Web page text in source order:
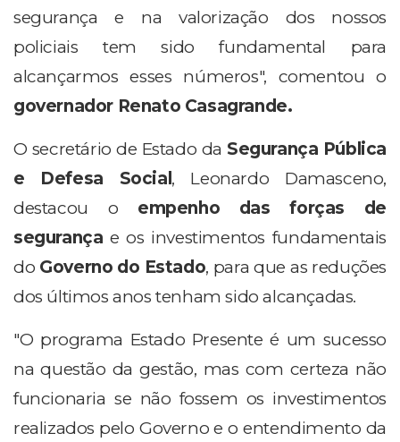
segurança e na valorização dos nossos
policiais tem sido fundamental para
alcançarmos esses números", comentou o
governador Renato Casagrande.
O secretário de Estado da Segurança Pública
e Defesa Social , Leonardo Damasceno,
destacou o empenho das forças de
segurança e os investimentos fundamentais
do Governo do Estado, para que as reduções
dos últimos anos tenham sido alcançadas.
"O programa Estado Presente é um sucesso
na questão da gestão, mas com certeza não
funcionaria se não fossem os investimentos
realizados pelo Governo e o entendimento da